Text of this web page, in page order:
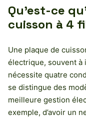
Qu’est-ce
cuisson à 4
Une plaque de
électrique, souvent à
nécessite quatre
se distingue des
meilleure gestion
exemple, d’avoir un